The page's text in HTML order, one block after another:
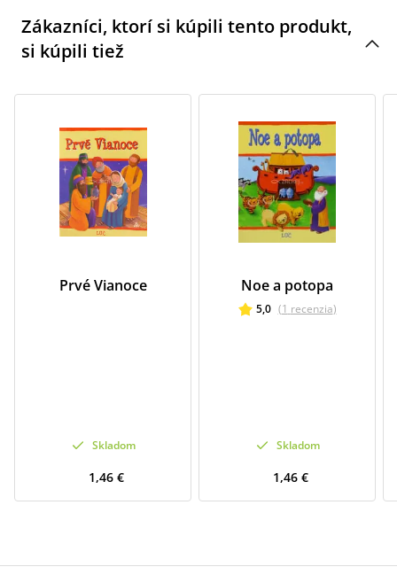
Zákazníci, ktorí si kúpili tento produkt,
si kúpili tiež
Prvé Vianoce
Skladom
1,46 €
Noe a potopa
5,0 (1 recenzia)
Skladom
1,46 €